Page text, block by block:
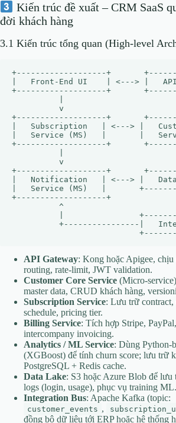
Kiến trúc đề xuất – CRM SaaS
đời khách hàng
3.1 Kiến trúc tổng quan (High‑level
+-------------------+
|   Front‑End UI    | <---> |
+-------------------+
v
+-------------------+
|   Subscription   | <---> |
|   Service (MS)   |       |
+-------------------+
v
+-------------------+
|   Notification   | <---> |
|   Service (MS)   |
+-------------------+
^
|
+----------------|
API Gateway: Kong hoặc Apigee, chịu
routing, rate‑limit, JWT validation.
Customer Core Service
master data, CRUD khách hàng,
Subscription Service: Lưu trữ contract,
schedule, pricing tier.
Billing Service: Tích hợp Stripe,
intercompany invoicing.
Analytics / ML Service: Dùng
(XGBoost) để tính churn score; lưu trữ
PostgreSQL + Redis cache.
Data Lake: S3 hoặc Azure Blob để lưu
logs (login, usage), phục vụ training ML.
Integration Bus: Apache Kafka (topic:
customer_events ,
đồng bộ dữ liệu tới ERP hoặc hệ thống